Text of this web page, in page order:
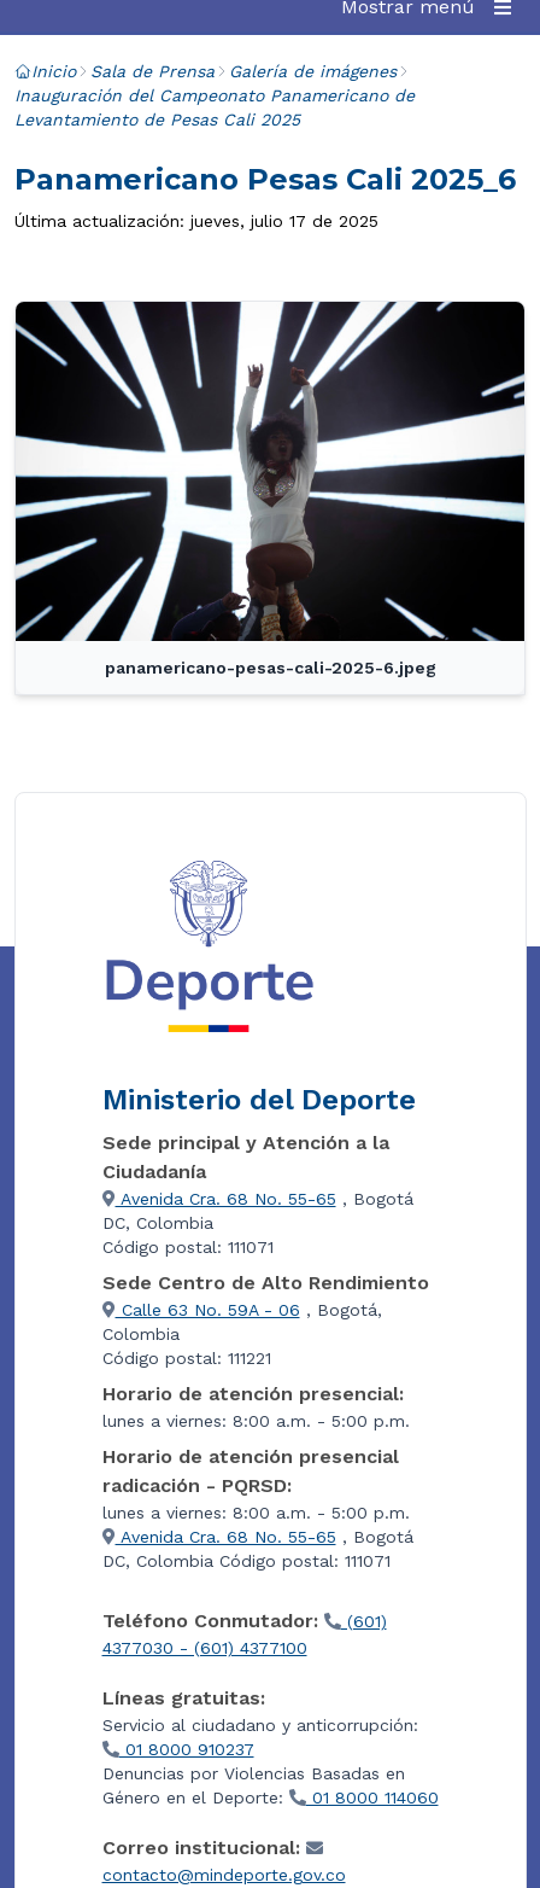
Mostrar menú
Inicio Sala de Prensa
Galería de imágenes
Inauguración del Campeonato Panamericano de
Levantamiento de Pesas Cali 2025
Panamericano Pesas Cali 2025_6
Última actualización: jueves, julio 17 de 2025
panamericano-pesas-cali-2025-6.jpeg
Ministerio del Deporte
Sede principal y Atención a la
Ciudadanía
Avenida Cra. 68 No. 55-65 , Bogotá
DC, Colombia
Código postal: 111071
Sede Centro de Alto Rendimiento
Calle 63 No. 59A - 06 , Bogotá,
Colombia
Código postal: 111221
Horario de atención presencial:
lunes a viernes: 8:00 a.m. - 5:00 p.m.
Horario de atención presencial
radicación - PQRSD:
lunes a viernes: 8:00 a.m. - 5:00 p.m.
Avenida Cra. 68 No. 55-65 , Bogotá
DC, Colombia Código postal: 111071
Teléfono Conmutador:
(601)
4377030 - (601) 4377100
Líneas gratuitas:
Servicio al ciudadano y anticorrupción:
01 8000 910237
Denuncias por Violencias Basadas en
Género en el Deporte:
01 8000 114060
Correo institucional:
contacto@mindeporte.gov.co